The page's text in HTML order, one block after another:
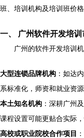
班、培训机构及培训班价
一、 广州软件开发培
广州的软件开发培训
大型连锁品牌机构 ：如达
系标准化，师资和就业资
本土知名机构 ：深耕广州
课程设置可能更贴合实际
高校或职业院校合作项目